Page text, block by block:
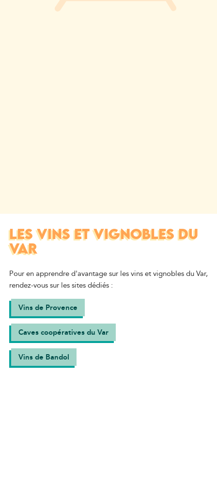
LES VINS ET VIGNOBLES DU
VAR
Pour en apprendre d'avantage sur les vins et vignobles du Var,
rendez-vous sur les sites dédiés :
Vins de Provence
Caves coopératives du Var
Vins de Bandol